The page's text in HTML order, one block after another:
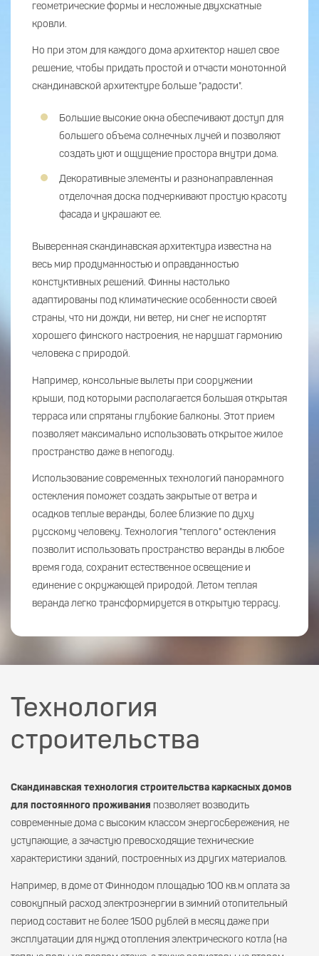
геометрические формы и несложные двухскатные
кровли.
Но при этом для каждого дома архитектор нашел свое
решение, чтобы придать простой и отчасти монотонной
скандинавской архитектуре больше "радости".
Большие высокие окна обеспечивают доступ для
большего объема солнечных лучей и позволяют
создать уют и ощущение простора внутри дома.
Декоративные элементы и разнонаправленная
отделочная доска подчеркивают простую красоту
фасада и украшают ее.
Выверенная скандинавская архитектура известна на
весь мир продуманностью и оправданностью
констуктивных решений. Финны настолько
адаптированы под климатические особенности своей
страны, что ни дожди, ни ветер, ни снег не испортят
хорошего финского настроения, не нарушат гармонию
человека с природой.
Например, консольные вылеты при сооружении
крыши, под которыми располагается большая открытая
терраса или спрятаны глубокие балконы. Этот прием
позволяет максимально использовать открытое жилое
пространство даже в непогоду.
Использование современных технологий панорамного
остекления поможет создать закрытые от ветра и
осадков теплые веранды, более близкие по духу
русскому человеку. Технология "теплого" остекления
позволит использовать пространство веранды в любое
время года, сохранит естественное освещение и
единение с окружающей природой. Летом теплая
веранда легко трансформируется в открытую террасу.
Технология
строительства
Скандинавская технология строительства каркасных домов
для постоянного проживания позволяет возводить
современные дома с высоким классом энергосбережения, не
уступающие, а зачастую превосходящие технические
характеристики зданий, построенных из других материалов.
Например, в доме от Финнодом площадью 100 кв.м оплата за
совокупный расход электроэнергии в зимний отопительный
период составит не более 1500 рублей в месяц даже при
эксплуатации для нужд отопления электрического котла (на